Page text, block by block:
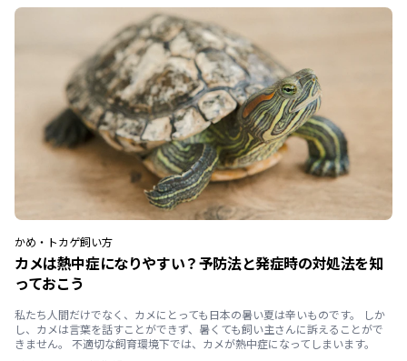
かめ・トカゲ飼い方
カメは熱中症になりやすい？予防法と発症時の対処法を知
っておこう
私たち人間だけでなく、カメにとっても日本の暑い夏は辛いものです。 しか
し、カメは言葉を話すことができず、暑くても飼い主さんに訴えることがで
きません。 不適切な飼育環境下では、カメが熱中症になってしまいます。